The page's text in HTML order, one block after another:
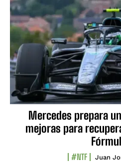
Mercedes prepara
mejoras para
#NTF Juan